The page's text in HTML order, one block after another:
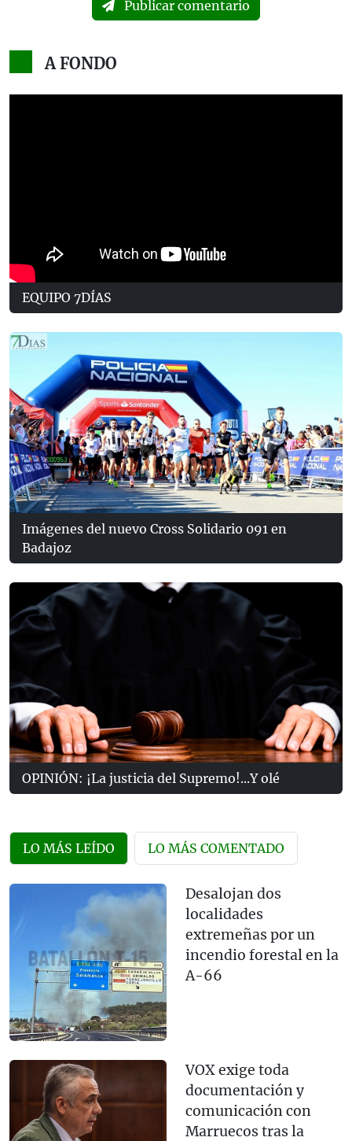
Publicar comentario
A FONDO
EQUIPO 7DÍAS
Imágenes del nuevo Cross Solidario 091 en
Badajoz
OPINIÓN: ¡La justicia del Supremo!...Y olé
LO MÁS LEÍDO LO MÁS COMENTADO
Desalojan dos
localidades
extremeñas por un
incendio forestal en la
A-66
VOX exige toda
documentación y
comunicación con
Marruecos tras la